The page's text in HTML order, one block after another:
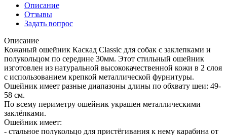
Описание
Отзывы
Задать вопрос
Описание
Кожаный ошейник Каскад Classic для собак с заклепками и
полукольцом по середине 30мм. Этот стильный ошейник
изготовлен из натуральной высококачественной кожи в 2 слоя
с использованием крепкой металлической фурнитуры.
Ошейник имеет разные диапазоны длины по обхвату шеи: 49-
58 см.
По всему периметру ошейник украшен металлическими
заклёпками.
Ошейник имеет:
- стальное полукольцо для пристёгивания к нему карабина от